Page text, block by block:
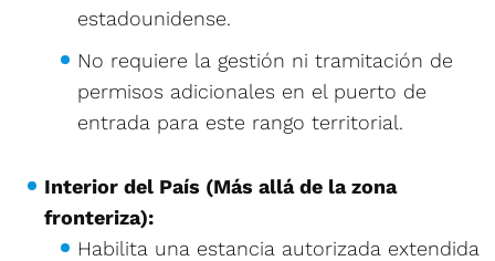
estadounidense.
No requiere la gestión ni tramitación de
permisos adicionales en el puerto de
entrada para este rango territorial.
Interior del País (Más allá de la zona
fronteriza):
Habilita una estancia autorizada extendida